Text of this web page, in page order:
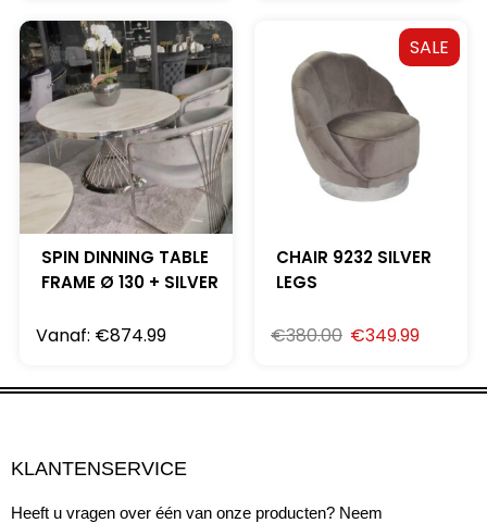
SPIN DINNING TABLE
FRAME Ø 130 + SILVER
Vanaf: €874.99
SALE
CHAIR 9232 SILVER
LEGS
€380.00 €349.99
KLANTENSERVICE
Heeft u vragen over één van onze producten? Neem